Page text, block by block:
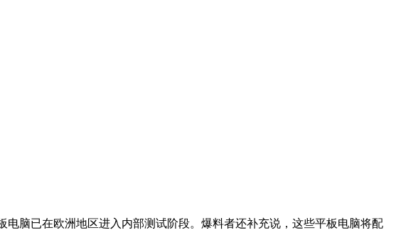
脑已在欧洲地区进入内部测试阶段。爆料者还补充说，这些平板电脑将配